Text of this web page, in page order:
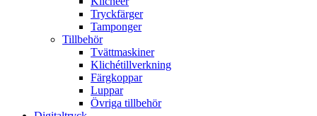
Tryckfärger
Tamponger
Tillbehör
Tvättmaskiner
Klichétillverkning
Färgkoppar
Luppar
Övriga tillbehör